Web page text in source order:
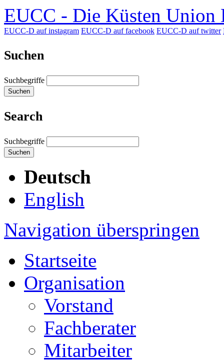
EUCC - Die Küsten Union
EUCC-D auf instagram EUCC-D auf facebook EUCC-D auf twitter
Suchen
Suchbegriffe
Suchen
Search
Suchbegriffe
Suchen
Deutsch
English
Navigation überspringen
Startseite
Organisation
Vorstand
Fachberater
Mitarbeiter